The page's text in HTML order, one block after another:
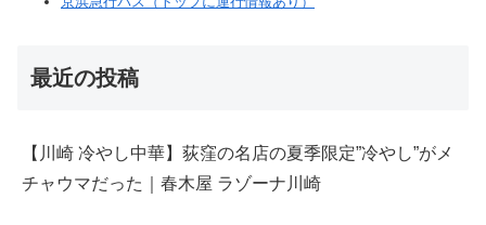
最近の投稿
【川崎 冷やし中華】荻窪の名店の夏季限定”冷やし”がメ
チャウマだった｜春木屋 ラゾーナ川崎